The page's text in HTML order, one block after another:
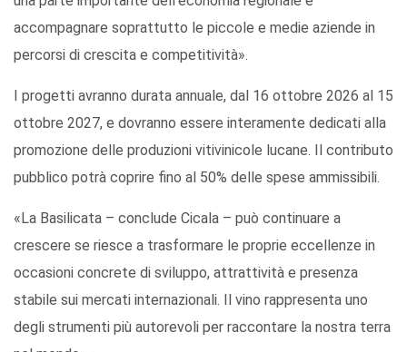
accompagnare soprattutto le piccole e medie aziende in
percorsi di crescita e competitività».
I progetti avranno durata annuale, dal 16 ottobre 2026 al 15
ottobre 2027, e dovranno essere interamente dedicati alla
promozione delle produzioni vitivinicole lucane. Il contributo
pubblico potrà coprire fino al 50% delle spese ammissibili.
«La Basilicata – conclude Cicala – può continuare a
crescere se riesce a trasformare le proprie eccellenze in
occasioni concrete di sviluppo, attrattività e presenza
stabile sui mercati internazionali. Il vino rappresenta uno
degli strumenti più autorevoli per raccontare la nostra terra